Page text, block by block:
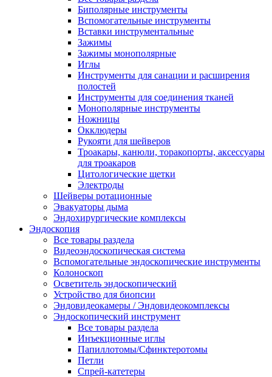
Биполярные инструменты
Вспомогательные инструменты
Вставки инструментальные
Зажимы
Зажимы монополярные
Иглы
Инструменты для санации и расширения
полостей
Инструменты для соединения тканей
Монополярные инструменты
Ножницы
Окклюдеры
Рукояти для шейверов
Троакары, канюли, торакопорты, аксессуары
для троакаров
Цитологические щетки
Электроды
Шейверы ротационные
Эвакуаторы дыма
Эндохирургические комплексы
Эндоскопия
Все товары раздела
Видеоэндоскопическая система
Вспомогательные эндоскопические инструменты
Колоноскоп
Осветитель эндоскопический
Устройство для биопсии
Эндовидеокамеры / Эндовидеокомплексы
Эндоскопический инструмент
Все товары раздела
Инъекционные иглы
Папиллотомы/Сфинктеротомы
Петли
Спрей-катетеры